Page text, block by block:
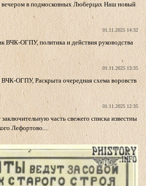
вечером в подмосковных Люберцах Наш новый
01.11.2025 14:32
ВЧК-ОГПУ, политика и действия руководства
01.11.2025 13:35
ОГПУ, Раскрыта очередная схема воровств
01.11.2025 12:35
часть свежего списка известны
Лефортово....